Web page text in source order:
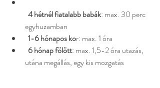
4 hétnél fiatalabb babák: max. 30 perc
egyhuzamban
1-6 hónapos kor: max. 1 óra
6 hónap fölött: max. 1,5-2 óra utazás,
utána megállás, egy kis mozgatás